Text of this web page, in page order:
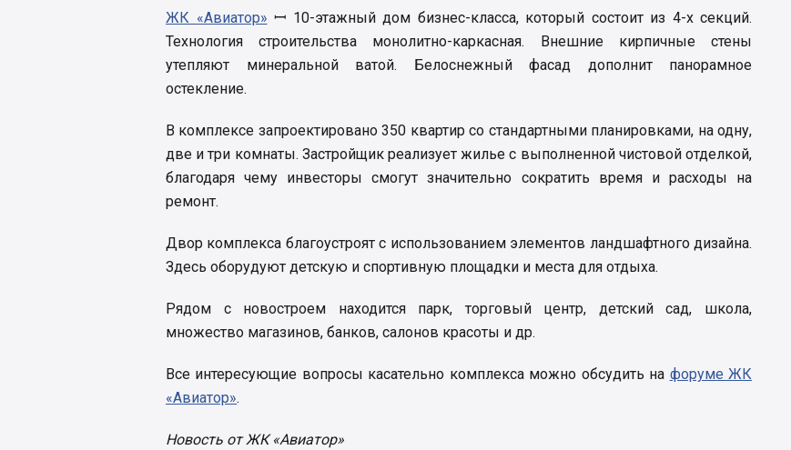
ЖК «Авиатор» ꟷ 10-этажный дом бизнес-класса, который состоит из 4-х секций.
Технология строительства монолитно-каркасная. Внешние кирпичные стены
утепляют минеральной ватой. Белоснежный фасад дополнит панорамное
остекление.
В комплексе запроектировано 350 квартир со стандартными планировками, на одну,
две и три комнаты. Застройщик реализует жилье с выполненной чистовой отделкой,
благодаря чему инвесторы смогут значительно сократить время и расходы на
ремонт.
Двор комплекса благоустроят с использованием элементов ландшафтного дизайна.
Здесь оборудуют детскую и спортивную площадки и места для отдыха.
Рядом с новостроем находится парк, торговый центр, детский сад, школа,
множество магазинов, банков, салонов красоты и др.
Все интересующие вопросы касательно комплекса можно обсудить на форуме ЖК
«Авиатор».
Новость от ЖК «Авиатор»